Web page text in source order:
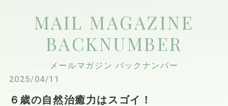
MAIL MAGAZINE
BACKNUMBER
メールマガジン バックナンバー
2025/04/11
６歳の自然治癒力はスゴイ！